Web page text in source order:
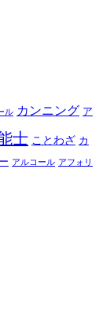
ル カンニング ア
士 ことわざ カ
アルコール アフォリ